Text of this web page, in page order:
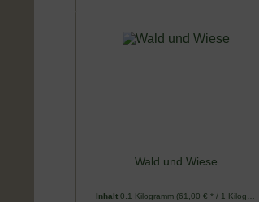
Wald und Wiese
Inhalt 0.1 Kilogramm (61,00 € * / 1 Kilogramm)